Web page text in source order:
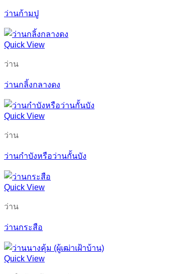
ว่านก้ามปู
Quick View
ว่าน
ว่านกลิ้งกลางดง
Quick View
ว่าน
ว่านกำบังหรือว่านกั้นบัง
Quick View
ว่าน
ว่านกระสือ
Quick View